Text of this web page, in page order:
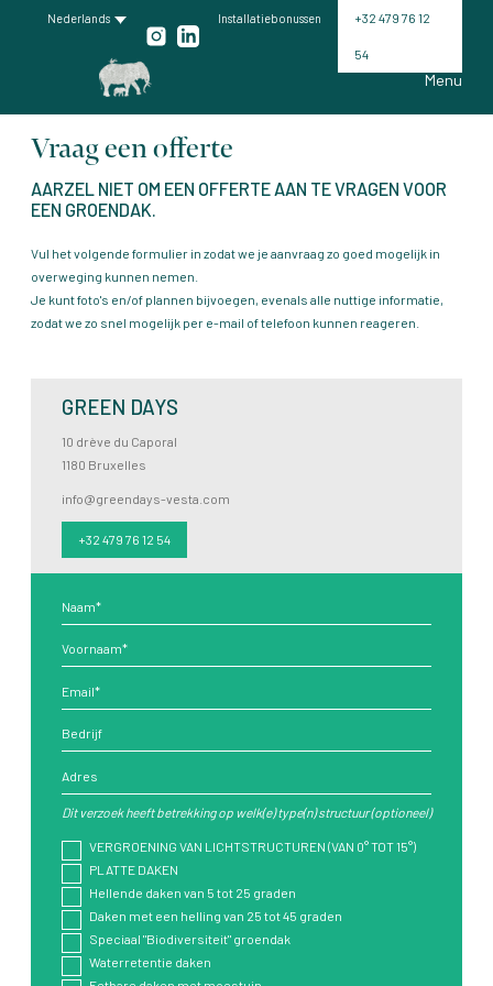
Nederlands Installatiebonussen +32 479 76 12
54
Menu
Vraag een offerte
AARZEL NIET OM EEN OFFERTE AAN TE VRAGEN VOOR
EEN GROENDAK.
Vul het volgende formulier in zodat we je aanvraag zo goed mogelijk in
overweging kunnen nemen.
Je kunt foto's en/of plannen bijvoegen, evenals alle nuttige informatie,
zodat we zo snel mogelijk per e-mail of telefoon kunnen reageren.
GREEN DAYS
10 drève du Caporal
1180 Bruxelles
info@greendays-vesta.com
+32 479 76 12 54
Dit verzoek heeft betrekking op welk(e) type(n) structuur (optioneel)
VERGROENING VAN LICHTSTRUCTUREN (VAN 0° TOT 15°)
PLATTE DAKEN
Hellende daken van 5 tot 25 graden
Daken met een helling van 25 tot 45 graden
Speciaal "Biodiversiteit" groendak
Waterretentie daken